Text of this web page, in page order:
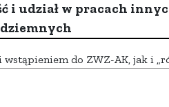
i udział w pracach
wstąpieniem do ZWZ-AK, jak i